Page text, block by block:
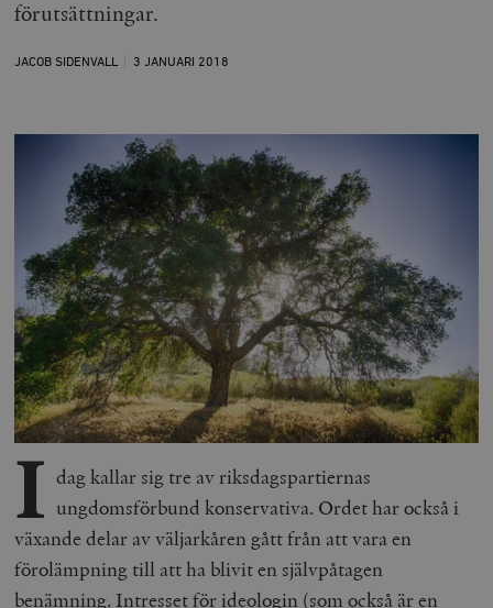
förutsättningar.
JACOB SIDENVALL 3 JANUARI 2018
I dag kallar sig tre av riksdagspartiernas
ungdomsförbund konservativa. Ordet har också i
växande delar av väljarkåren gått från att vara en
förolämpning till att ha blivit en självpåtagen
benämning. Intresset för ideologin (som också är en